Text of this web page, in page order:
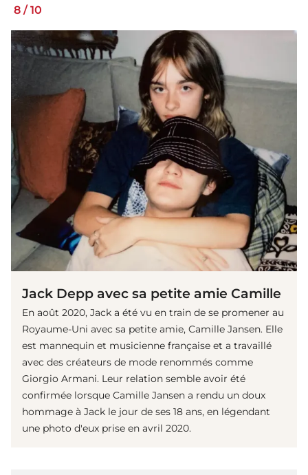
8 / 10
Jack Depp avec sa petite amie Camille
En août 2020, Jack a été vu en train de se promener au
Royaume-Uni avec sa petite amie, Camille Jansen. Elle
est mannequin et musicienne française et a travaillé
avec des créateurs de mode renommés comme
Giorgio Armani. Leur relation semble avoir été
confirmée lorsque Camille Jansen a rendu un doux
hommage à Jack le jour de ses 18 ans, en légendant
une photo d'eux prise en avril 2020.